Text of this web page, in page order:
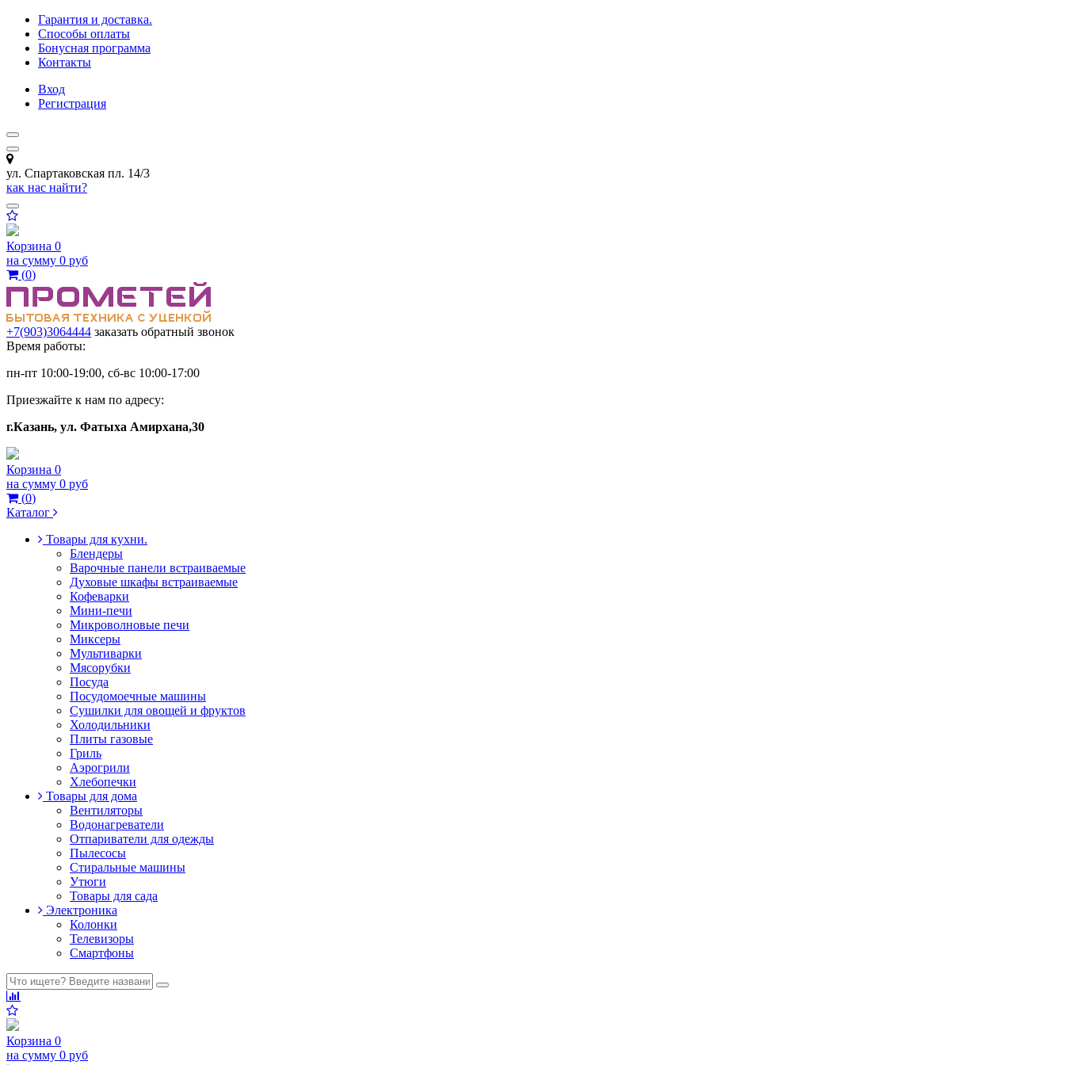
Гарантия и доставка.
Способы оплаты
Бонусная программа
Контакты
Вход
Регистрация
ул. Спартаковская пл. 14/3
как нас найти?
Корзина 0
на сумму 0 руб
(0)
+7(903)3064444 заказать обратный звонок
Время работы:
пн-пт 10:00-19:00, сб-вс 10:00-17:00
Приезжайте к нам по адресу:
г.Казань, ул. Фатыха Амирхана,30
Корзина 0
на сумму 0 руб
(0)
Каталог
Товары для кухни.
Блендеры
Варочные панели встраиваемые
Духовые шкафы встраиваемые
Кофеварки
Мини-печи
Микроволновые печи
Миксеры
Мультиварки
Мясорубки
Посуда
Посудомоечные машины
Сушилки для овощей и фруктов
Холодильники
Плиты газовые
Гриль
Аэрогрили
Хлебопечки
Товары для дома
Вентиляторы
Водонагреватели
Отпариватели для одежды
Пылесосы
Стиральные машины
Утюги
Товары для сада
Электроника
Колонки
Телевизоры
Смартфоны
Корзина 0
на сумму 0 руб